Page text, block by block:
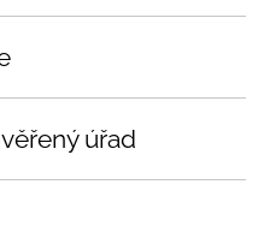
úřad